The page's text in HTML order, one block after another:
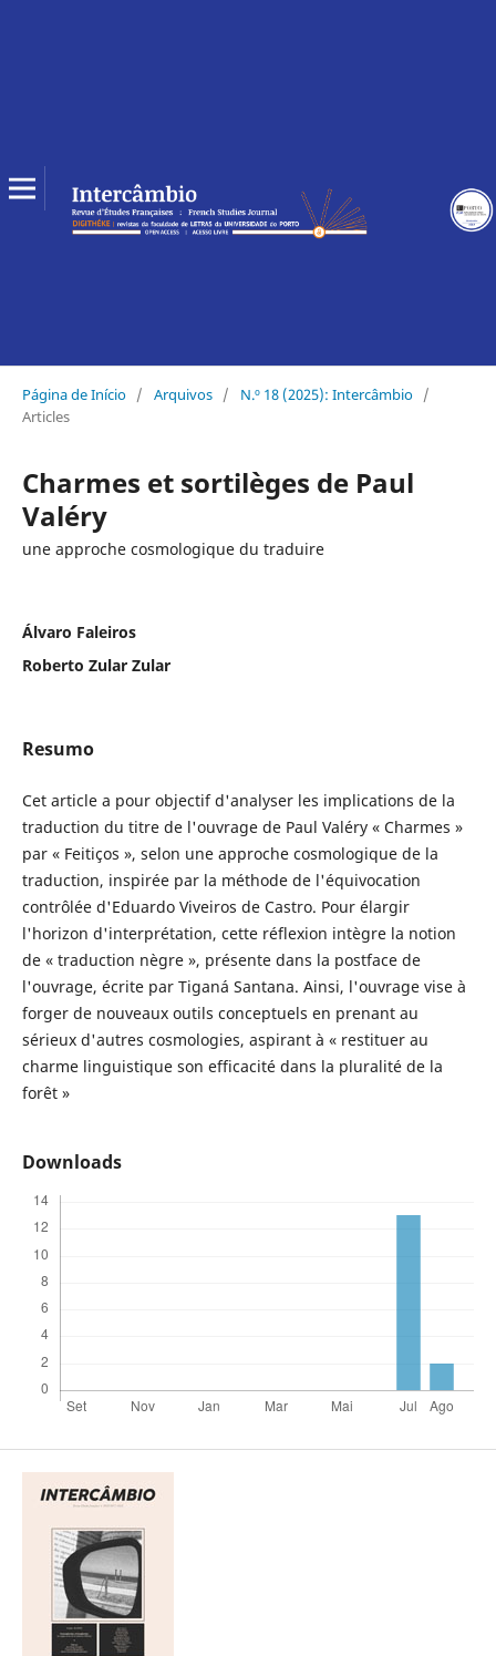
Página de Início / Arquivos / N.º 18 (2025): Intercâmbio /
Articles
Charmes et sortilèges de Paul
Valéry
une approche cosmologique du traduire
Álvaro Faleiros
Roberto Zular Zular
Resumo
Cet article a pour objectif d'analyser les implications de la
traduction du titre de l'ouvrage de Paul Valéry « Charmes »
par « Feitiços », selon une approche cosmologique de la
traduction, inspirée par la méthode de l'équivocation
contrôlée d'Eduardo Viveiros de Castro. Pour élargir
l'horizon d'interprétation, cette réflexion intègre la notion
de « traduction nègre », présente dans la postface de
l'ouvrage, écrite par Tiganá Santana. Ainsi, l'ouvrage vise à
forger de nouveaux outils conceptuels en prenant au
sérieux d'autres cosmologies, aspirant à « restituer au
charme linguistique son efficacité dans la pluralité de la
forêt »
Downloads